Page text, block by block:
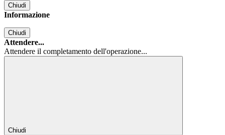
Chiudi
Informazione
Chiudi
Attendere...
Attendere il completamento dell'operazione...
Chiudi